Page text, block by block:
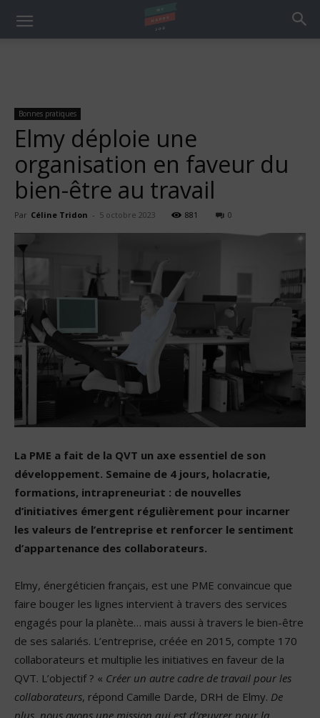
Bonnes pratiques
Elmy déploie une
organisation en faveur du
bien-être au travail
Par Céline Tridon - 5 octobre 2023 881 0
La PME a fait de la QVT un axe essentiel de son
développement. Semaine de 4 jours, holacratie,
formations, intrapreneuriat : de nouvelles
d’initiatives émergent régulièrement pour incarner
les valeurs de l’entreprise et renforcer le sentiment
d’appartenance des collaborateurs.
Elmy, énergéticien français, est une PME convaincue que
faire bouger les lignes intervient à travers des services
engagés pour la planète… mais aussi à travers le bien-être
de ses salariés. L’entreprise, créée en 2015, compte 170
collaborateurs et multiplie les initiatives en faveur de la
QVT. L’objectif ? « Créer un autre cadre de travail pour les
collaborateurs, répond Camille Darde, DRH de Elmy. De
plus, nous avons une mission qui est d’œuvrer pour la